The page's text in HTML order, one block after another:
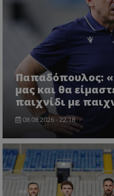
Παπαδόπουλος:
μας και θα
παιχνίδι με
08.08.2026 - 22:18